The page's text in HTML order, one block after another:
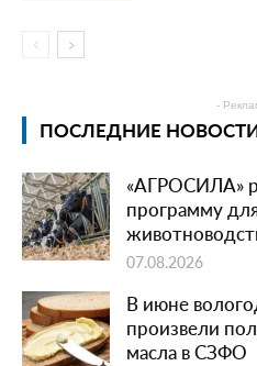
-
ПОСЛЕДНИЕ
«АГРОСИЛА»
программу
07.08.2026
В июне
произвели
масла в СЗФО